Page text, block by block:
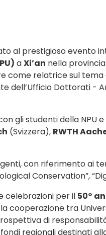
al prestigioso evento
aXi’an nella
come relatrice sul tema
dell’Ufficio Dottorati -
gli studenti della NPU
(Svizzera), RWTH
con riferimento ai
Conservation”,
celebrazioni per il 50°
tra
di
regionali destinati